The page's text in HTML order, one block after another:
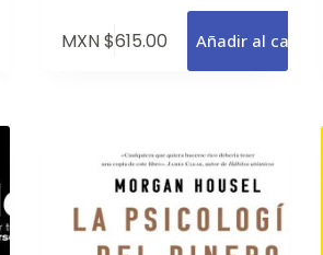
MXN $615.00 Añadir al carrito